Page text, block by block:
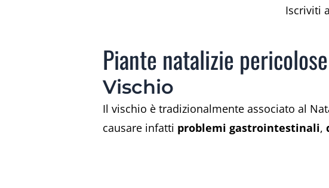
Iscriviti
Piante natalizie
Vischio
Il vischio è tradizionalmente associato al
causare infatti problemi gastrointestinali,